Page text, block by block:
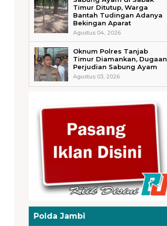
Timur Ditutup, Warga
Bantah Tudingan Adanya
Bekingan Aparat
Agustus 04, 2026
Oknum Polres Tanjab
Timur Diamankan, Dugaan
Perjudian Sabung Ayam
Agustus 03, 2026
Polda Jambi